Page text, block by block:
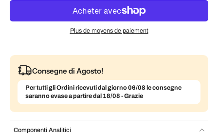
Plus de moyens de paiement
Consegne di Agosto!
Per tutti gli Ordini ricevuti dal giorno 06/08 le consegne
saranno evase a partire dal 18/08 - Grazie
Componenti Analitici